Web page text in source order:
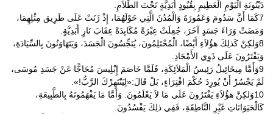
دَيْنُونَةِ الْيَوْمِ الْعَظِيمِ بِقُيُودٍ أَبَدِيَّةٍ تَحْتَ الظَّلاَمِ.
7كَمَا أَنَّ سَدُومَ وَعَمُورَةَ وَالْمُدُنَ الَّتِي حَوْلَهُمَا، إِذْ زَنَتْ عَلَى طَرِيق مِثْلِهِمَا،
وَمَضَتْ وَرَاءَ جَسَدٍ آخَرَ، جُعِلَتْ عِبْرَةً مُكَابِدَةً عِقَابَ نَارٍ أَبَدِيَّةٍ.
8وَلكِنْ كَذلِكَ هؤُلاَءِ أَيْضًا، الْمُحْتَلِمُونَ، يُنَجِّسُونَ الْجَسَدَ، وَيَتَهَاوَنُونَ بِالسِّيَادَةِ،
وَيَفْتَرُونَ عَلَى ذَوِي الأَمْجَادِ.
9وَأَمَّا مِيخَائِيلُ رَئِيسُ الْمَلاَئِكَةِ، فَلَمَّا خَاصَمَ إِبْلِيسَ مُحَاجًّا عَنْ جَسَدِ مُوسَى،
لَمْ يَجْسُرْ أَنْ يُورِدَ حُكْمَ افْتِرَاءٍ، بَلْ قَالَ:«لِيَنْتَهِرْكَ الرَّبُّ!».
10وَلكِنَّ هؤُلاَءِ يَفْتَرُونَ عَلَى مَا لاَ يَعْلَمُونَ. وَأَمَّا مَا يَفْهَمُونَهُ بِالطَّبِيعَةِ،
كَالْحَيَوَانَاتِ غَيْرِ النَّاطِقَةِ، فَفِي ذلِكَ يَفْسُدُونَ.